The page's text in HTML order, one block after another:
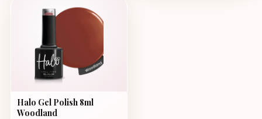
Halo Gel Polish 8ml
Woodland